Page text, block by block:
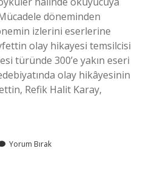
döneminden
izlerini eserlerine
olay hikayesi temsilcisi
türünde 300’e yakın eseri
olay hikâyesinin
Refik Halit Karay,
Yorum Bırak